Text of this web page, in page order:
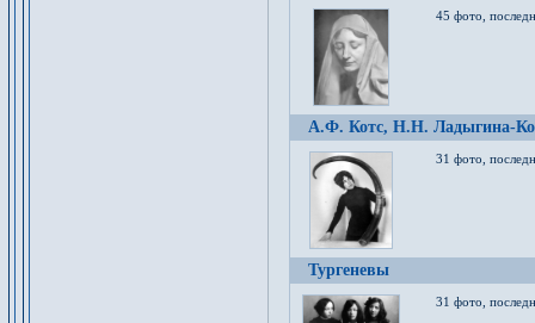
45 фото,
А.Ф. Котс, Н.Н. Ладыгина-
31 фото,
Тургеневы
31 фото,